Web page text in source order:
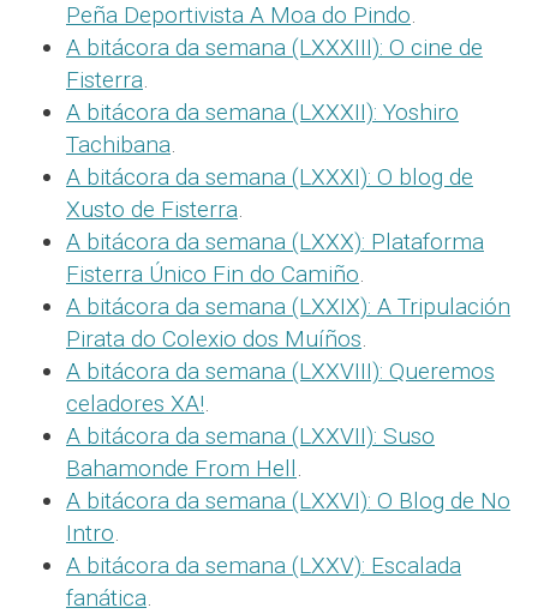
Peña Deportivista A Moa do Pindo.
A bitácora da semana (LXXXIII): O cine de
Fisterra.
A bitácora da semana (LXXXII): Yoshiro
Tachibana.
A bitácora da semana (LXXXI): O blog de
Xusto de Fisterra.
A bitácora da semana (LXXX): Plataforma
Fisterra Único Fin do Camiño.
A bitácora da semana (LXXIX): A Tripulación
Pirata do Colexio dos Muíños.
A bitácora da semana (LXXVIII): Queremos
celadores XA!.
A bitácora da semana (LXXVII): Suso
Bahamonde From Hell.
A bitácora da semana (LXXVI): O Blog de No
Intro.
A bitácora da semana (LXXV): Escalada
fanática.